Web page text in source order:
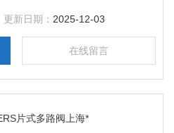
自动化产业不断进步一直是我们
海）传感器仪表有限公司作为众
动力部门
更新日期： 2025-12-03
在线留言